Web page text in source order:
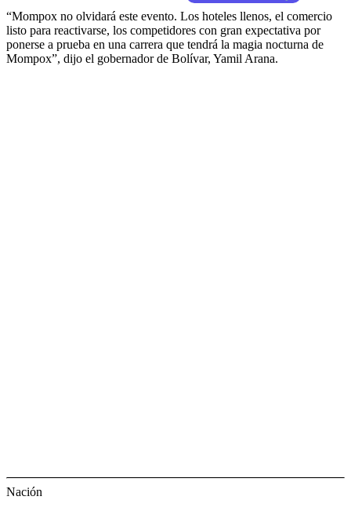
“Mompox no olvidará este evento. Los hoteles llenos, el comercio
listo para reactivarse, los competidores con gran expectativa por
ponerse a prueba en una carrera que tendrá la magia nocturna de
Mompox”, dijo el gobernador de Bolívar, Yamil Arana.
Nación